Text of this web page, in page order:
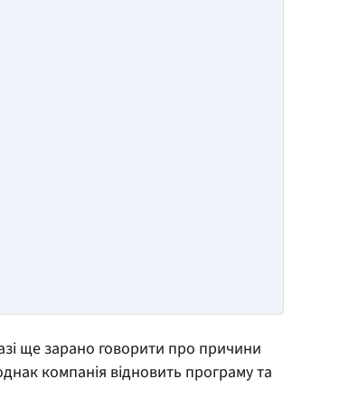
ще зарано говорити про причини
компанія відновить програму та